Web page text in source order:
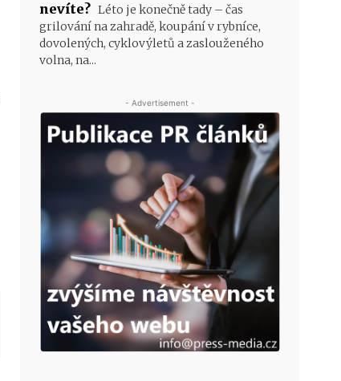
nevíte? Léto je konečně tady – čas
grilování na zahradě, koupání v rybníce,
dovolených, cyklovýletů a zaslouženého
volna, na...
- Advertisement -